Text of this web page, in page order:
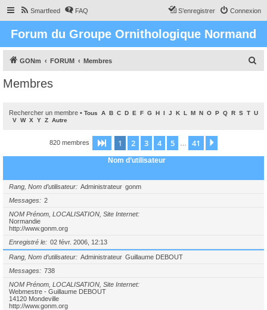
Smartfeed FAQ Connexion
S’enregistrer
Forum du Groupe Ornithologique Normand
GONm FORUM Membres
Membres
Rechercher un membre • Tous A B C D E F G H I J K L M N O P Q R S T U
V W X Y Z Autre
820 membres Page 1sur41
1 2 3 4 5 41
Nom d’utilisateur
Rang, Nom d’utilisateur Administrateur gonm
Messages
2
NOM Prénom, LOCALISATION, Site Internet
Normandie
http://www.gonm.org
Enregistré le
02 févr. 2006, 12:13
Rang, Nom d’utilisateur Administrateur Guillaume DEBOUT
Messages
738
NOM Prénom, LOCALISATION, Site Internet
Webmestre - Guillaume DEBOUT
14120 Mondeville
http://www.gonm.org